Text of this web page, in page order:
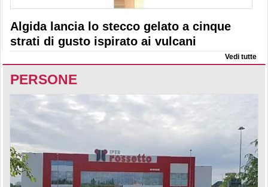
Algida lancia lo stecco gelato a cinque
strati di gusto ispirato ai vulcani
Vedi tutte
PERSONE